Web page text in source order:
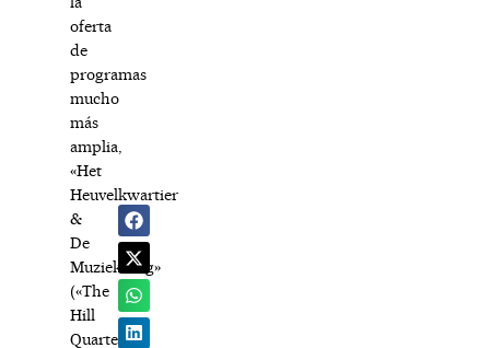
oferta
de
programas
mucho
más
amplia,
«Het
Heuvelkwartier
&
De
Muziekberg»
(«The
Hill
Quarter